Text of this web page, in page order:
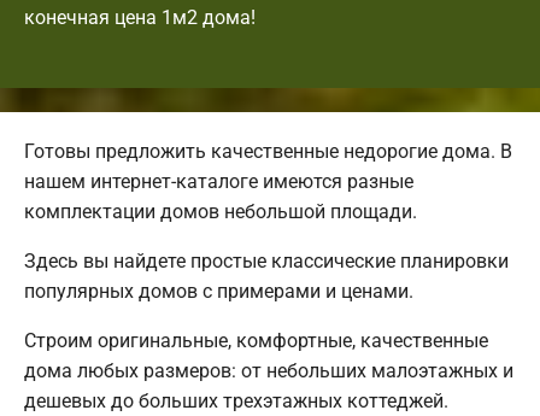
конечная цена 1м2 дома!
Готовы предложить качественные недорогие дома. В
нашем интернет-каталоге имеются разные
комплектации домов небольшой площади.
Здесь вы найдете простые классические планировки
популярных домов с примерами и ценами.
Строим оригинальные, комфортные, качественные
дома любых размеров: от небольших малоэтажных и
дешевых до больших трехэтажных коттеджей.